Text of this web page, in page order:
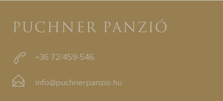
PUCHNER PANZIÓ
+36 72/459-546
info@puchnerpanzio.hu